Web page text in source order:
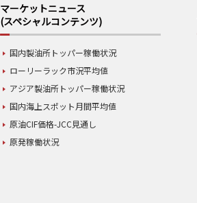
マーケットニュース
(スペシャルコンテンツ)
国内製油所トッパー稼働状況
ローリーラック市況平均値
アジア製油所トッパー稼働状況
国内海上スポット月間平均値
原油CIF価格-JCC見通し
原発稼働状況